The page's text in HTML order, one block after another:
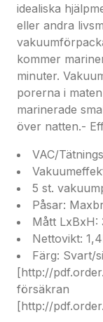
idealiska
eller andra
kommer
minuter.
porerna i
marinerade
över natten.-
VAC/
5 st.
Påsar:
Mått LxBxH:
Nettovikt:
Färg: Svart/
[http://
försäkran
[http://